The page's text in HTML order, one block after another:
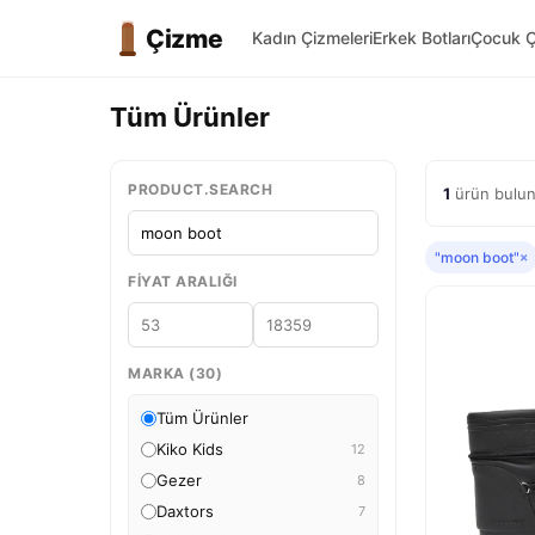
Çizme Kadın ÇizmeleriErkek BotlarıÇocuk
Tüm Ürünler
PRODUCT.SEARCH
FIYAT ARALIĞI
MARKA (30)
Tüm Ürünler
Kiko Kids
12
Gezer 8
Daxtors 7
1 ürün
"moon boot"×